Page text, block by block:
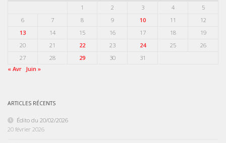
1
2 3 4
5
6
7 8 9 10 11
12
13
14 15 16 17 18
19
20
21 22 23 24 25
26
27
28 29 30
31
« Avr Juin »
ARTICLES RÉCENTS
Édito du 20/02/2026
20 février 2026